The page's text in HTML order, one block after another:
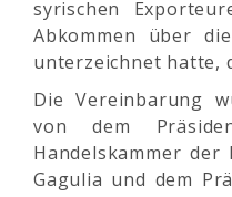
syrischen
Abkommen über
unterzeichnet hatte,
Die Vereinbarung
von dem
Handelskammer der
Gagulia und dem